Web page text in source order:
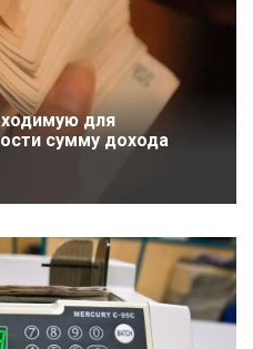
для
сумму дохода